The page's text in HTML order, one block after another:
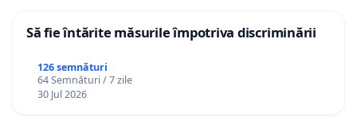
Să fie întărite măsurile împotriva discriminării
126 semnături
64 Semnături / 7 zile
30 Jul 2026